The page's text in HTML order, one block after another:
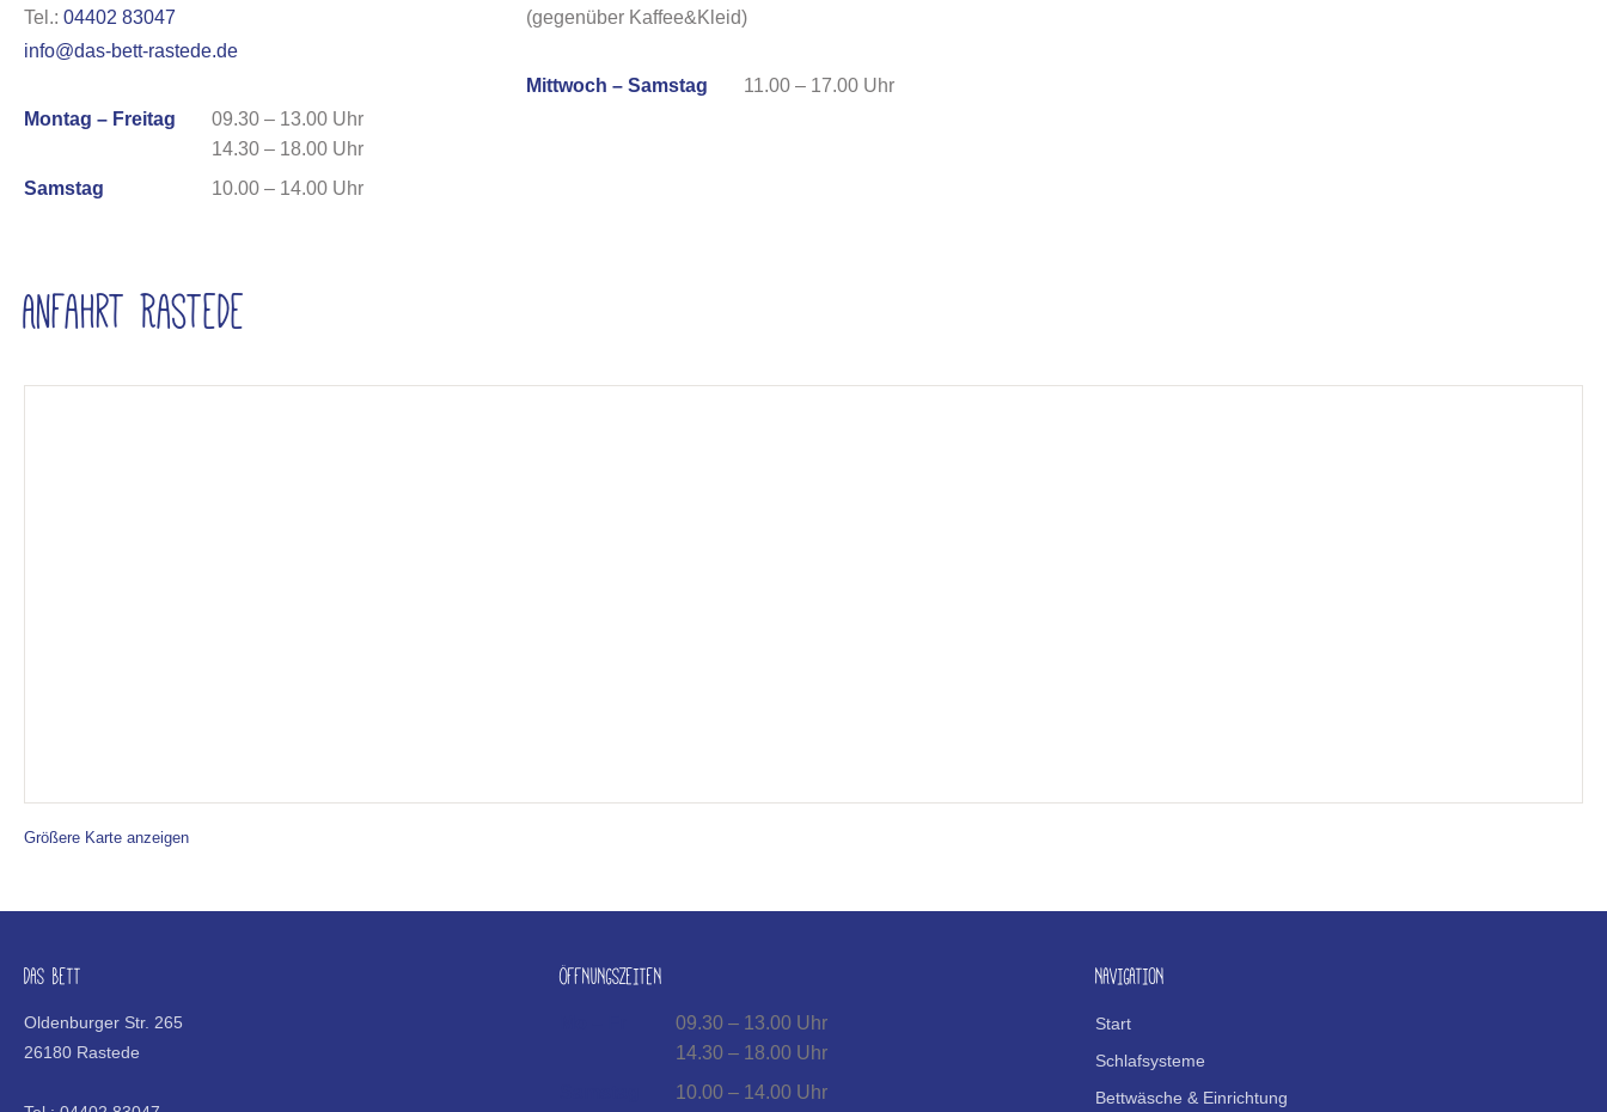
Tel.: 04402 83047
info@das-bett-rastede.de
Montag – Freitag
09.30 – 13.00 Uhr
14.30 – 18.00 Uhr
Samstag
10.00 – 14.00 Uhr
(gegenüber Kaffee&Kleid)
Mittwoch – Samstag 11.00 – 17.00 Uhr
Anfahrt Rastede
Größere Karte anzeigen
DAS BETT
Oldenburger Str. 265
26180 Rastede
ÖFFNUNGSZEITEN
09.30 – 13.00 Uhr
14.30 – 18.00 Uhr
10.00 – 14.00 Uhr
NAVIGATION
Start
Schlafsysteme
Bettwäsche & Einrichtung